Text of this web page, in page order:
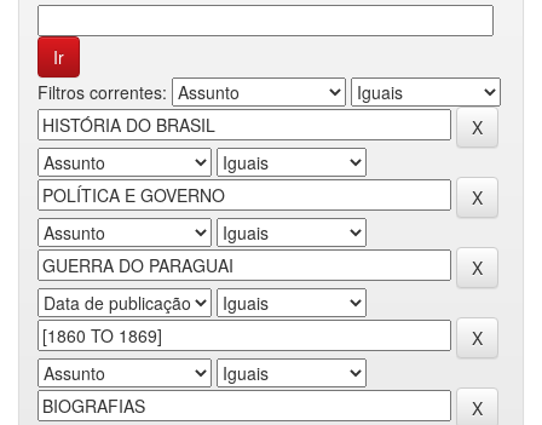
Filtros correntes: